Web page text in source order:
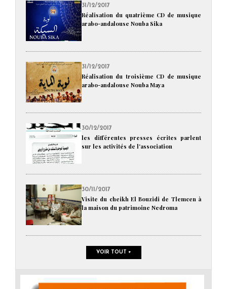
31/12/2017
Réalisation du quatrième CD de musique
arabo-andalouse Nouba Sika
31/12/2017
Réalisation du troisième CD de musique
arabo-andalouse Nouba Maya
30/12/2017
les différentes presses écrites parlent
sur les activités de l'association
30/11/2017
Visite du cheikh El Bouzidi de Tlemcen à
la maison du patrimoine Nedroma
VOIR TOUT +